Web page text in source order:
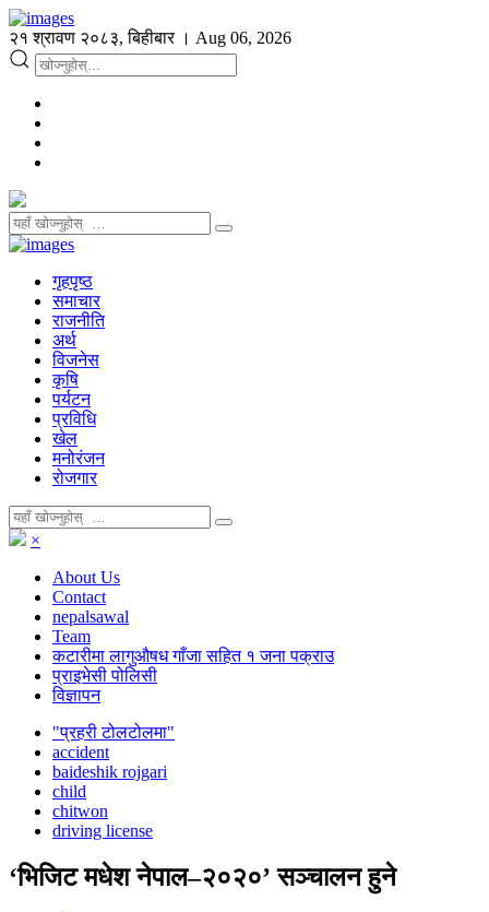
२१ श्रावण २०८३, बिहीबार । Aug 06, 2026
गृहपृष्ठ
समाचार
राजनीति
अर्थ
विजनेस
कृषि
पर्यटन
प्रविधि
खेल
मनोरंजन
रोजगार
×
About Us
Contact
nepalsawal
Team
कटारीमा लागुऔषध गाँजा सहित १ जना पक्राउ
प्राइभेसी पोलिसी
विज्ञापन
"प्रहरी टोलटोलमा"
accident
baideshik rojgari
child
chitwon
driving license
‘भिजिट मधेश नेपाल–२०२०’ सञ्चालन हुने